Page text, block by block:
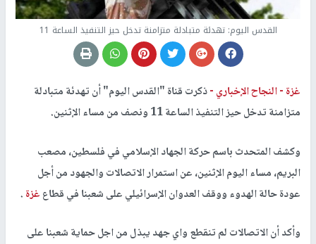
القدس اليوم: تهدئة متبادلة متزامنة تدخل حيز التنفيذ الساعة 11
غزة -النجاح الإخباري -ذكرت قناة "القدس اليوم" أن تهدئة متبادلة
متزامنة تدخل حيز التنفيذ الساعة 11 ونصف من مساء الإثنين.
وكشف المتحدث باسم حركة الجهاد الإسلامي في فلسطين، مصعب
البريم، مساء اليوم الإثنين، عن استمرار الاتصالات والجهود من أجل
عودة حالة الهدوء ووقف العدوان الإسرائيلي على شعبنا في قطاعغزة.
وأكد أن الاتصالات لم تنقطع واي جهد يبذل من اجل حماية شعبنا على